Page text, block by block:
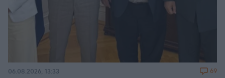
06.08.2026, 13:33 69